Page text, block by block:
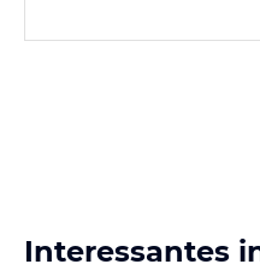
Interessantes